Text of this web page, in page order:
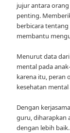
jujur antara
penting.
berbicara
membantu
Menurut data
mental pada
karena itu, peran
kesehatan
Dengan
guru, diharapkan
dengan lebih